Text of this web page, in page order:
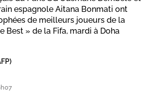
espagnole Aitana Bonmati ont
de meilleurs joueurs de la
Best » de la Fifa, mardi à Doha